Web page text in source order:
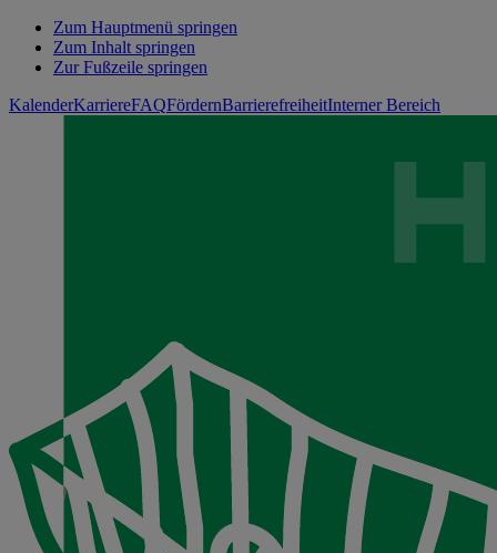
Zum Hauptmenü springen
Zum Inhalt springen
Zur Fußzeile springen
KalenderKarriereFAQFördernBarrierefreiheitInterner Bereich